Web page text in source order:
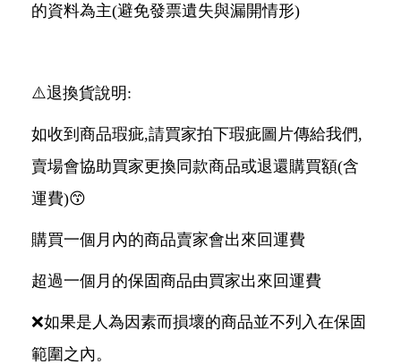
的資料為主(避免發票遺失與漏開情形)
⚠️退換貨說明:
如收到商品瑕疵,請買家拍下瑕疵圖片傳給我們,
賣場會協助買家更換同款商品或退還購買額(含
運費)😙
購買一個月內的商品賣家會出來回運費
超過一個月的保固商品由買家出來回運費
❌如果是人為因素而損壞的商品並不列入在保固
範圍之內。